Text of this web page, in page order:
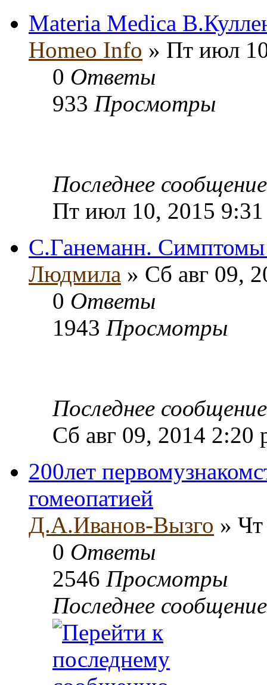
Materia Medica
Homeo Info » Пт июл
0 Ответы
933 Просмотры
Последнее
Пт июл 10, 2015
С.Ганеманн.
Людмила » Сб авг 09,
0 Ответы
1943 Просмотры
Последнее
Сб авг 09, 2014 2:20
200лет
гомеопатией
Д.А.Иванов-Вызго »
0 Ответы
2546 Просмотры
Последнее